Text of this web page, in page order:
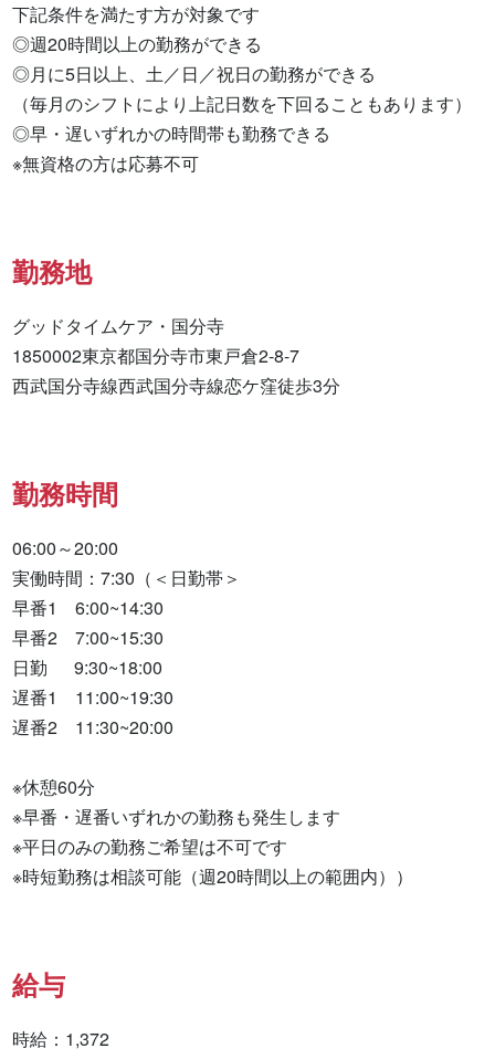
下記条件を満たす方が対象です
◎週20時間以上の勤務ができる
◎月に5日以上、土／日／祝日の勤務ができる
（毎月のシフトにより上記日数を下回ることもあります）
◎早・遅いずれかの時間帯も勤務できる
※無資格の方は応募不可
勤務地
グッドタイムケア・国分寺
1850002東京都国分寺市東戸倉2-8-7
西武国分寺線西武国分寺線恋ケ窪徒歩3分
勤務時間
06:00～20:00
実働時間：7:30（＜日勤帯＞
早番1　6:00~14:30
早番2　7:00~15:30
日勤　  9:30~18:00
遅番1　11:00~19:30
遅番2　11:30~20:00
※休憩60分
※早番・遅番いずれかの勤務も発生します
※平日のみの勤務ご希望は不可です
※時短勤務は相談可能（週20時間以上の範囲内））
給与
時給：1,372